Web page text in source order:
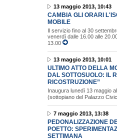
13 maggio 2013, 10:43
CAMBIA GLI ORARI
MOBILE
Il servizio fino al 30
venerdì dalle 16.00 alle
13.00
13 maggio 2013, 10:01
ULTIMO ATTO DELLA
DAL SOTTOSUOLO: IL
RICOSTRUZIONE”
Inaugura lunedì 13 maggio
(sottopiano del Palazzo
7 maggio 2013, 13:38
PEDONALIZZAZIONE
POETTO:
SETTIMANA